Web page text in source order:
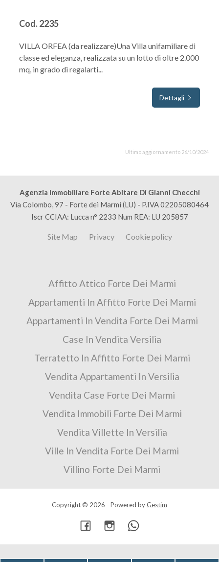
Cod. 2235
VILLA ORFEA (da realizzare)Una Villa unifamiliare di
classe ed eleganza, realizzata su un lotto di oltre 2.000
mq, in grado di regalarti...
Dettagli
Ultimo aggiornamento 26/10/2024
Agenzia Immobiliare Forte Abitare Di Gianni Checchi
Via Colombo, 97 - Forte dei Marmi (LU) - P.IVA 02205080464
Iscr CCIAA: Lucca n° 2233 Num REA: LU 205857
Site Map Privacy Cookie policy
Affitto Attico Forte Dei Marmi
Appartamenti In Affitto Forte Dei Marmi
Appartamenti In Vendita Forte Dei Marmi
Case In Vendita Versilia
Terratetto In Affitto Forte Dei Marmi
Vendita Appartamenti In Versilia
Vendita Case Forte Dei Marmi
Vendita Immobili Forte Dei Marmi
Vendita Villette In Versilia
Ville In Vendita Forte Dei Marmi
Villino Forte Dei Marmi
Copyright © 2026 - Powered byGestim